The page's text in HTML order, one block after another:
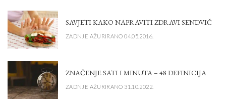
SAVJETI KAKO NAPRAVITI ZDRAVI SENDVIČ
ZADNJE AŽURIRANO 04.05.2016.
ZNAČENJE SATI I MINUTA – 48 DEFINICIJA
ZADNJE AŽURIRANO 31.10.2022.